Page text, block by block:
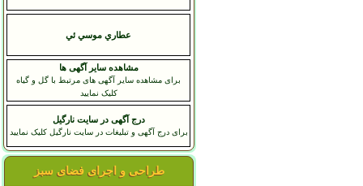
عطاري موسي ئي
مشاهده سایر آگهی ها
برای مشاهده سایر آگهی های مرتبط با گل و گیاه
کلیک نمایید
درج آگهی در سایت نارگیل
برای درج آگهی و تبلیغات در سایت نارگیل کلیک نمایید
طراحی و اجرای فضای سبز